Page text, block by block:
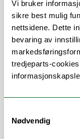
Vi bruker
sikre best mulig
nettsidene. Dette
bevaring av
tredjeparts-
Nødvendig
Om
(Knappen